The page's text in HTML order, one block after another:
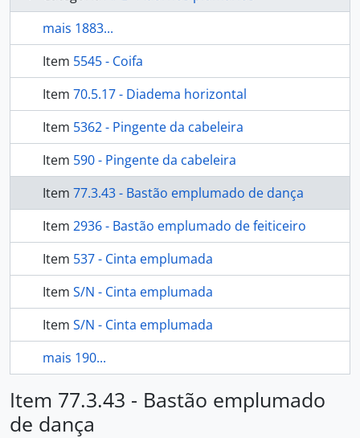
mais 1883...
Item 5545 - Coifa
Item 70.5.17 - Diadema horizontal
Item 5362 - Pingente da cabeleira
Item 590 - Pingente da cabeleira
Item 77.3.43 - Bastão emplumado de dança
Item 2936 - Bastão emplumado de feiticeiro
Item 537 - Cinta emplumada
Item S/N - Cinta emplumada
Item S/N - Cinta emplumada
mais 190...
Item 77.3.43 - Bastão emplumado
de dança